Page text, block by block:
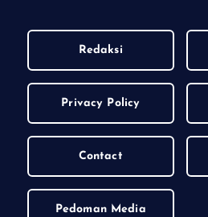
Redaksi
Privacy Policy
Contact
Pedoman Media